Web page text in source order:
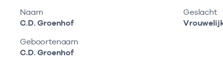
Naam
C.D. Groenhof
Geboortenaam
C.D. Groenhof
Geslacht